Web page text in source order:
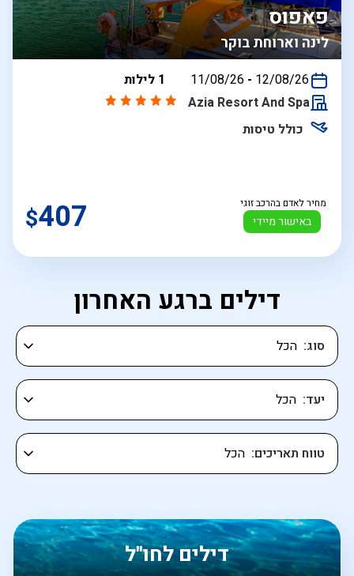
לינה וארוחת בוקר
פאפוס
בין
11/08/26 - 12/08/26
1 לילות
Azia Resort And Spa
כולל טיסות
באישור מיידי
מחיר לאדם בהרכב זוגי $407
דילים ברגע האחרון
יעד
סוג
טווח תאריכים
דילים לחו"ל